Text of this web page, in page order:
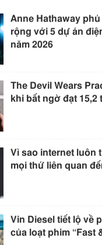
Anne Hathaway
rộng với 5 dự án
năm 2026
The Devil Wears
khi bất ngờ đạt 15,2
Vì sao internet luôn
mọi thứ liên quan
Vin Diesel tiết lộ về
của loạt phim “Fast